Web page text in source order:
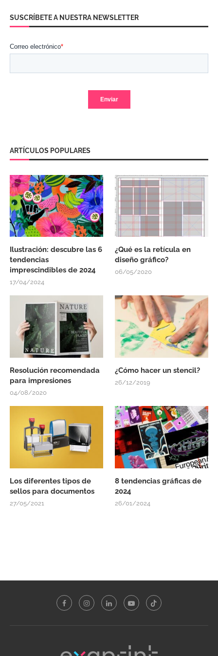
SUSCRÍBETE A NUESTRA NEWSLETTER
ARTÍCULOS POPULARES
Ilustración: descubre las 6
tendencias
imprescindibles de 2024
17/04/2024
¿Qué es la retícula en
diseño gráfico?
06/05/2020
Resolución recomendada
para impresiones
04/08/2020
¿Cómo hacer un stencil?
26/12/2019
Los diferentes tipos de
sellos para documentos
27/05/2021
8 tendencias gráficas de
2024
26/01/2024